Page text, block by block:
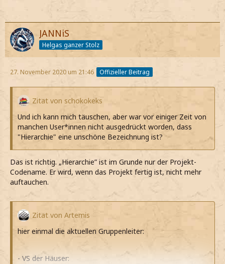
JANNiS
Helgas ganzer Stolz
27. November 2020 um 21:46 Offizieller Beitrag
Zitat von schokokeks
Und ich kann mich täuschen, aber war vor einiger Zeit von
manchen User*innen nicht ausgedrückt worden, dass
"Hierarchie" eine unschöne Bezeichnung ist?
Das ist richtig. „Hierarchie” ist im Grunde nur der Projekt-
Codename. Er wird, wenn das Projekt fertig ist, nicht mehr
auftauchen.
Zitat von Artemis
hier einmal die aktuellen Gruppenleiter:
- VS der Häuser: